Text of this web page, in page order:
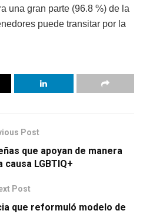
una gran parte (96.8 %) de la
puede transitar por la
Post
que apoyan de manera
causa LGBTIQ+
Post
que reformuló modelo de